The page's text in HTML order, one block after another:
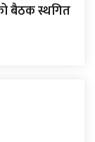
बैठक स्थगित